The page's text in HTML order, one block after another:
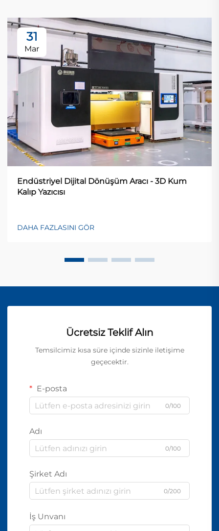
31
Mar
Endüstriyel Dijital Dönüşüm Aracı - 3D Kum
Kalıp Yazıcısı
DAHA FAZLASINI GÖR
Ücretsiz Teklif Alın
Temsilcimiz kısa süre içinde sizinle iletişime
geçecektir.
E-posta
0/100
Adı
0/100
Şirket Adı
0/200
İş Unvanı